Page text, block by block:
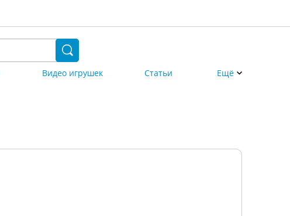
Видео игрушек Статьи Ещё